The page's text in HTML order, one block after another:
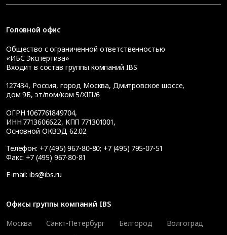
Головной офис
Общество с ограниченной ответственностью
«ИБС Экспертиза»
Входит в состав группы компаний IBS
127434, Россия, город Москва, Дмитровское шоссе,
дом 9Б, эт/пом/ком 5/XIII/6
ОГРН 1067761849704,
ИНН 7713606622, КПП 771301001,
Основной ОКВЭД 62.02
Телефон: +7 (495) 967-80-80; +7 (495) 795-07-51
Факс: +7 (495) 967-80-81
E-mail: ibs@ibs.ru
Офисы группы компаний IBS
Москва
Санкт-Петербург Белгород
Волгоград